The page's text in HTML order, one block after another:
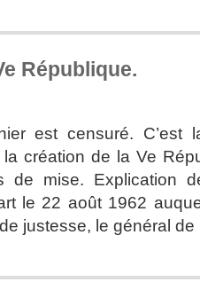
République.
est censuré. C’est
création de la Ve
de mise. Explication
le 22 août 1962
justesse, le général